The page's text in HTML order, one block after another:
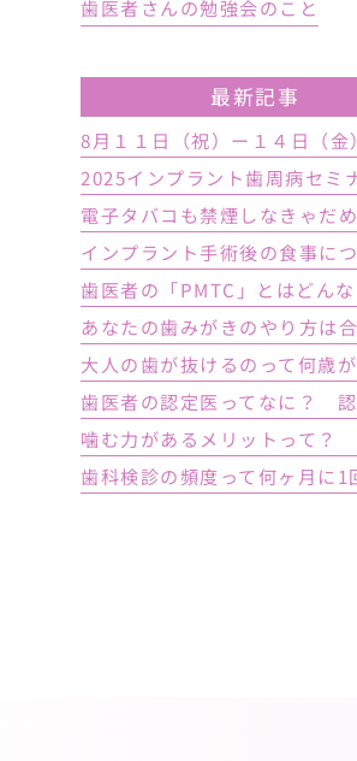
歯医者さんの勉強会のこと
最新記事